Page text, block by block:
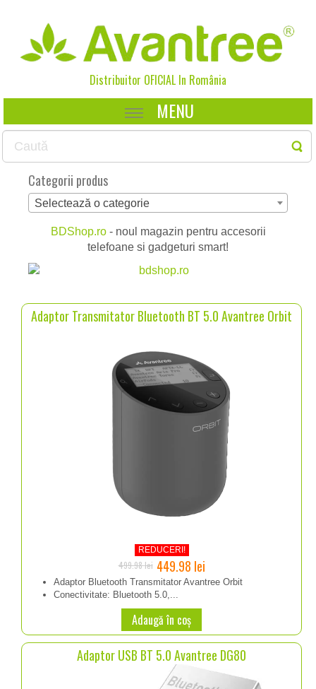
Distribuitor OFICIAL In România
MENU
Categorii produs
Selectează o categorie
BDShop.ro- noul magazin pentru accesorii
telefoane si gadgeturi smart!
Adaptor Transmitator Bluetooth BT 5.0 Avantree Orbit
REDUCERI!
Prețul
inițial
a
fost:
499.98 lei.
449.98 leiPrețul
curent
499.98lei
Adaptor Bluetooth Transmitator Avantree Orbit
Conectivitate: Bluetooth 5.0,...
Adaugă în coș
Adaptor USB BT 5.0 Avantree DG80